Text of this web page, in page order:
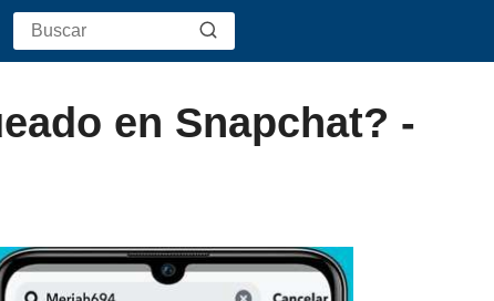
en Snapchat? -